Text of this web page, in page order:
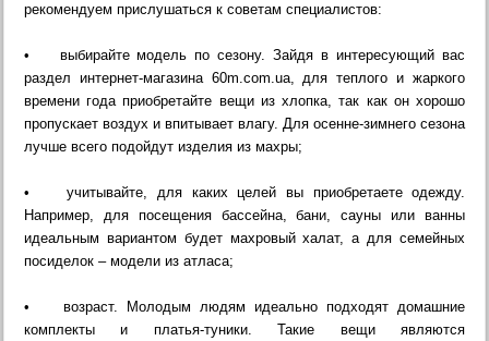
рекомендуем прислушаться к советам специалистов:
• выбирайте модель по сезону. Зайдя в интересующий вас
раздел интернет-магазина 60m.com.ua, для теплого и жаркого
времени года приобретайте вещи из хлопка, так как он хорошо
пропускает воздух и впитывает влагу. Для осенне-зимнего сезона
лучше всего подойдут изделия из махры;
• учитывайте, для каких целей вы приобретаете одежду.
Например, для посещения бассейна, бани, сауны или ванны
идеальным вариантом будет махровый халат, а для семейных
посиделок – модели из атласа;
• возраст. Молодым людям идеально подходят домашние
комплекты и платья-туники. Такие вещи являются